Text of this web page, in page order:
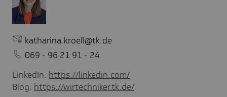
katharina.kroell@tk.de
069 - 96 21 91 - 24
LinkedIn: https://linkedin.com/
Blog: https://wirtechniker.tk.de/